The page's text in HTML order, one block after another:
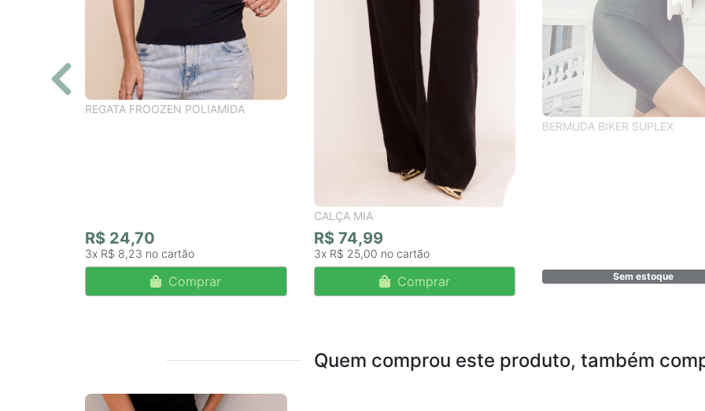
REGATA FROOZEN POLIAMIDA
R$ 24,70
3x R$ 8,23
Comprar
CALÇA MIA
R$ 74,99
3x R$ 25,00
Comprar
BERMUDA BIKER SUPLEX
Sem estoque
Quem comprou este produto, também